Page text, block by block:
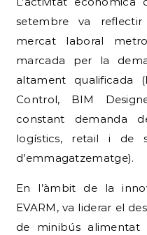
setembre va
mercat laboral
marcada per la
altament qualificada
Control, BIM
constant demanda
logístics, retail i de
d’emmagatzematge).
En l’àmbit de la
EVARM, va liderar el
de minibús